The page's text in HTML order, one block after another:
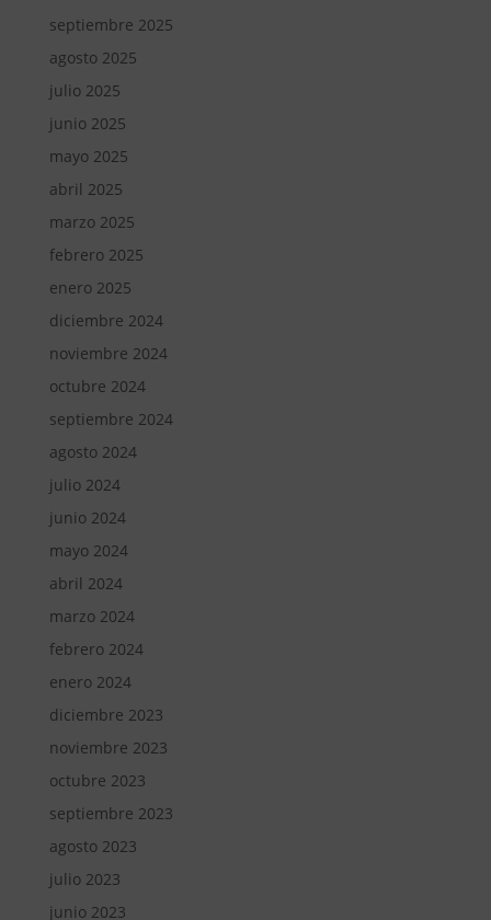
septiembre 2025
agosto 2025
julio 2025
junio 2025
mayo 2025
abril 2025
marzo 2025
febrero 2025
enero 2025
diciembre 2024
noviembre 2024
octubre 2024
septiembre 2024
agosto 2024
julio 2024
junio 2024
mayo 2024
abril 2024
marzo 2024
febrero 2024
enero 2024
diciembre 2023
noviembre 2023
octubre 2023
septiembre 2023
agosto 2023
julio 2023
junio 2023